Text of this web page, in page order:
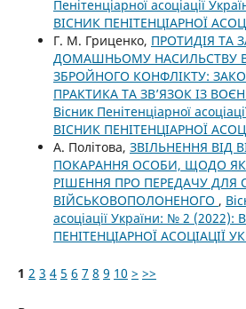
Пенітенціарної асоціації
ВІСНИК ПЕНІТЕНЦІАРНОЇ
Г. М. Гриценко, ПРОТИДІЯ ТА
ДОМАШНЬОМУ НАСИЛЬСТВУ
ЗБРОЙНОГО КОНФЛІКТУ:
ПРАКТИКА ТА ЗВ’ЯЗОК ІЗ
Вісник Пенітенціарної
ВІСНИК ПЕНІТЕНЦІАРНОЇ
А. Політова, ЗВІЛЬНЕННЯ ВІД
ПОКАРАННЯ ОСОБИ, ЩОДО
РІШЕННЯ ПРО ПЕРЕДАЧУ ДЛЯ
ВІЙСЬКОВОПОЛОНЕНОГО ,
асоціації України: № 2 (2022):
ПЕНІТЕНЦІАРНОЇ АСОЦІАЦІЇ
1 2 3 4 5 6 7 8 9 10 > >>